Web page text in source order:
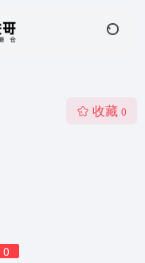
收藏 0
0